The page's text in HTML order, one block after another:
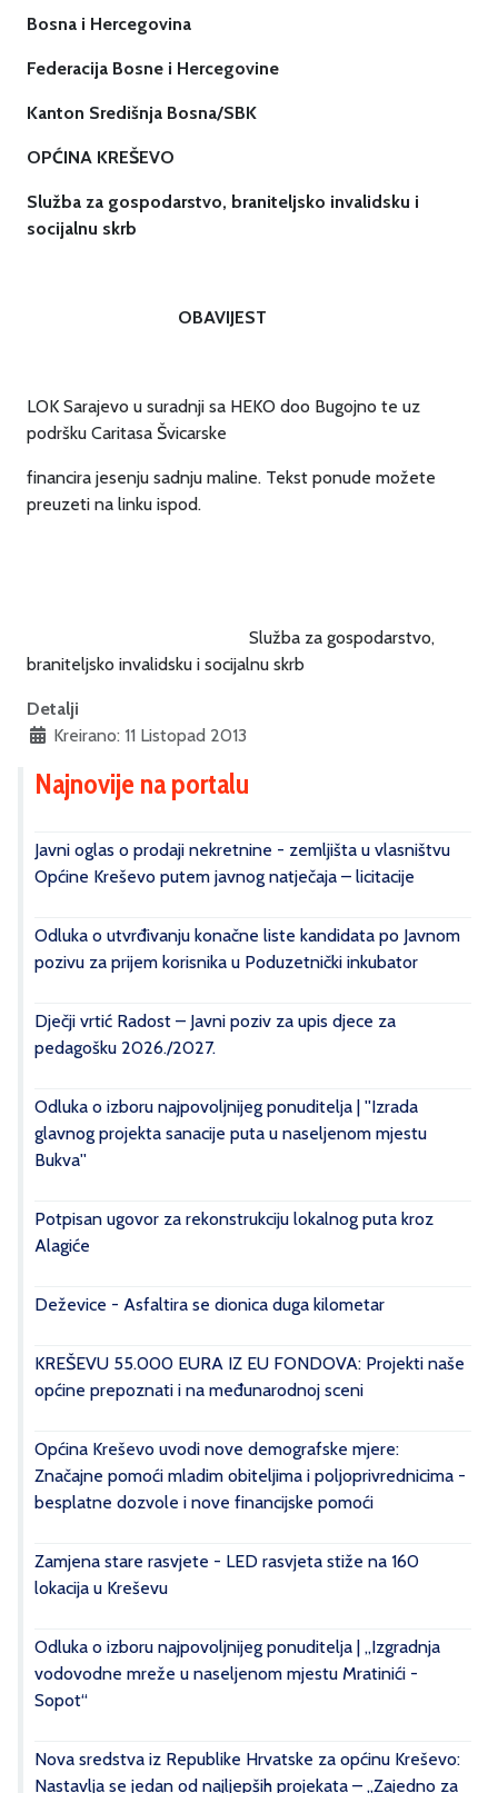
Bosna i Hercegovina
Federacija Bosne i Hercegovine
Kanton Središnja Bosna/SBK
OPĆINA KREŠEVO
Služba za gospodarstvo, braniteljsko invalidsku i
socijalnu skrb
OBAVIJEST
LOK Sarajevo u suradnji sa HEKO doo Bugojno te uz
podršku Caritasa Švicarske
financira jesenju sadnju maline. Tekst ponude možete
preuzeti na linku ispod.
Služba za gospodarstvo,
braniteljsko invalidsku i socijalnu skrb
Detalji
Kreirano: 11 Listopad 2013
Najnovije na portalu
Javni oglas o prodaji nekretnine - zemljišta u vlasništvu
Općine Kreševo putem javnog natječaja – licitacije
Odluka o utvrđivanju konačne liste kandidata po Javnom
pozivu za prijem korisnika u Poduzetnički inkubator
Dječji vrtić Radost – Javni poziv za upis djece za
pedagošku 2026./2027.
Odluka o izboru najpovoljnijeg ponuditelja | ''Izrada
glavnog projekta sanacije puta u naseljenom mjestu
Bukva''
Potpisan ugovor za rekonstrukciju lokalnog puta kroz
Alagiće
Deževice - Asfaltira se dionica duga kilometar
KREŠEVU 55.000 EURA IZ EU FONDOVA: Projekti naše
općine prepoznati i na međunarodnoj sceni
Općina Kreševo uvodi nove demografske mjere:
Značajne pomoći mladim obiteljima i poljoprivrednicima -
besplatne dozvole i nove financijske pomoći
Zamjena stare rasvjete - LED rasvjeta stiže na 160
lokacija u Kreševu
Odluka o izboru najpovoljnijeg ponuditelja | „Izgradnja
vodovodne mreže u naseljenom mjestu Mratinići -
Sopot“
Nova sredstva iz Republike Hrvatske za općinu Kreševo:
Nastavlja se jedan od najljepših projekata – „Zajedno za